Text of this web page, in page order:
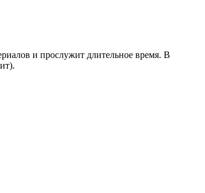
и прослужит длительное время. В